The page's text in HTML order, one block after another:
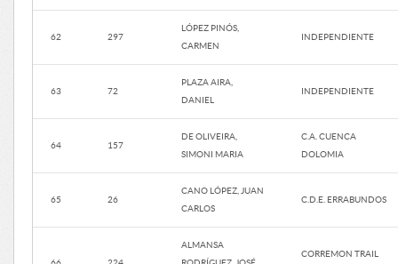
62 297
LÓPEZ PINÓS,
CARMEN
INDEPENDIENTE
63 72
PLAZA AIRA,
DANIEL
INDEPENDIENTE
64 157
DE OLIVEIRA,
SIMONI MARIA
C.A. CUENCA
DOLOMIA
65 26
CANO LÓPEZ, JUAN
CARLOS
C.D.E. ERRABUNDOS
ALMANSA
CORREMON TRAIL